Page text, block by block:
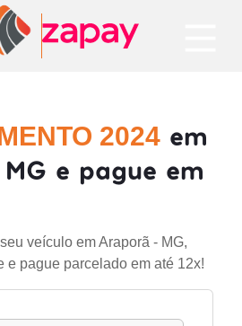
2024 em
e pague em
veículo em Araporã - MG,
e pague parcelado em até 12x!